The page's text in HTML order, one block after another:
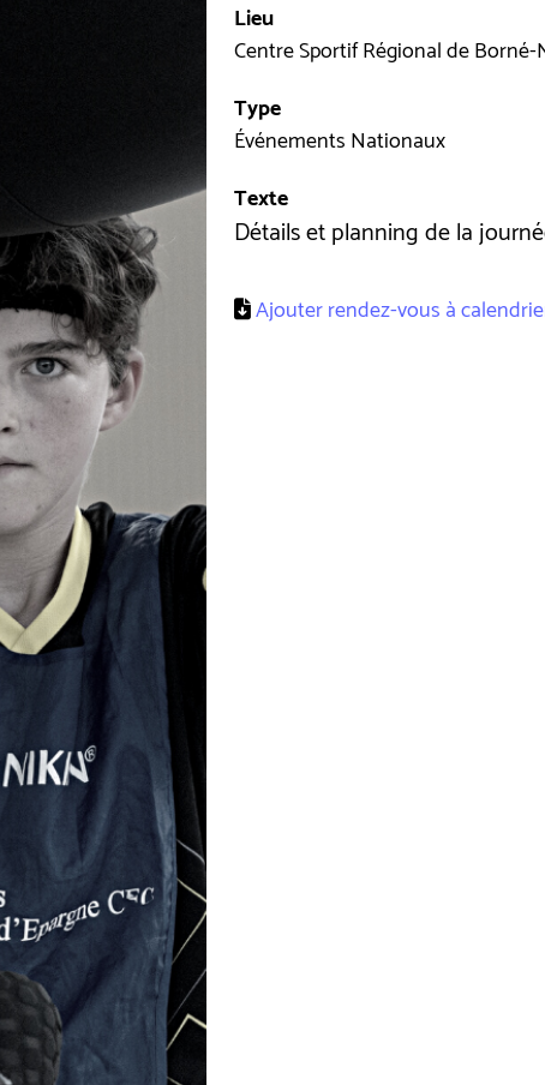
Lieu
Centre Sportif Régional de Borné-
Type
Événements Nationaux
Texte
Détails et planning de la
Ajouter rendez-vous à